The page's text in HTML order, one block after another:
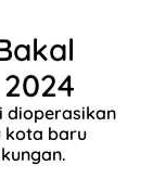
dioperasikan
kota baru